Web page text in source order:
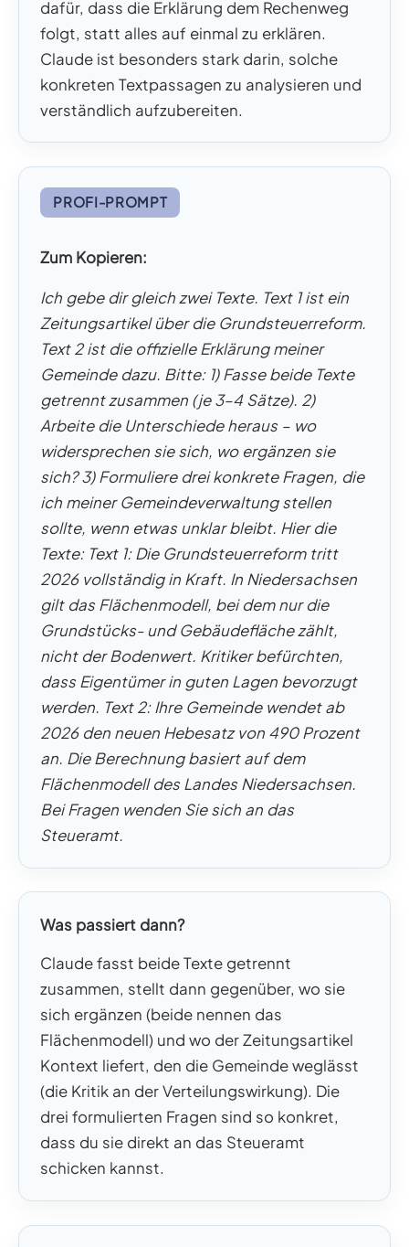
dafür, dass die Erklärung dem Rechenweg
folgt, statt alles auf einmal zu erklären.
Claude ist besonders stark darin, solche
konkreten Textpassagen zu analysieren und
verständlich aufzubereiten.
PROFI-PROMPT
Zum Kopieren:
Ich gebe dir gleich zwei Texte. Text 1 ist ein
Zeitungsartikel über die Grundsteuerreform.
Text 2 ist die offizielle Erklärung meiner
Gemeinde dazu. Bitte: 1) Fasse beide Texte
getrennt zusammen (je 3–4 Sätze). 2)
Arbeite die Unterschiede heraus – wo
widersprechen sie sich, wo ergänzen sie
sich? 3) Formuliere drei konkrete Fragen, die
ich meiner Gemeindeverwaltung stellen
sollte, wenn etwas unklar bleibt. Hier die
Texte: Text 1: Die Grundsteuerreform tritt
2026 vollständig in Kraft. In Niedersachsen
gilt das Flächenmodell, bei dem nur die
Grundstücks- und Gebäudefläche zählt,
nicht der Bodenwert. Kritiker befürchten,
dass Eigentümer in guten Lagen bevorzugt
werden. Text 2: Ihre Gemeinde wendet ab
2026 den neuen Hebesatz von 490 Prozent
an. Die Berechnung basiert auf dem
Flächenmodell des Landes Niedersachsen.
Bei Fragen wenden Sie sich an das
Steueramt.
Was passiert dann?
Claude fasst beide Texte getrennt
zusammen, stellt dann gegenüber, wo sie
sich ergänzen (beide nennen das
Flächenmodell) und wo der Zeitungsartikel
Kontext liefert, den die Gemeinde weglässt
(die Kritik an der Verteilungswirkung). Die
drei formulierten Fragen sind so konkret,
dass du sie direkt an das Steueramt
schicken kannst.